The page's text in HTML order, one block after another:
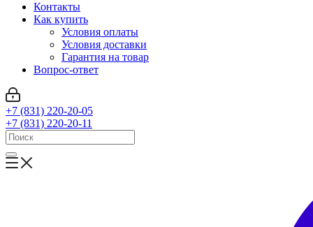
Контакты
Как купить
Условия оплаты
Условия доставки
Гарантия на товар
Вопрос-ответ
+7 (831) 220-20-05
+7 (831) 220-20-11